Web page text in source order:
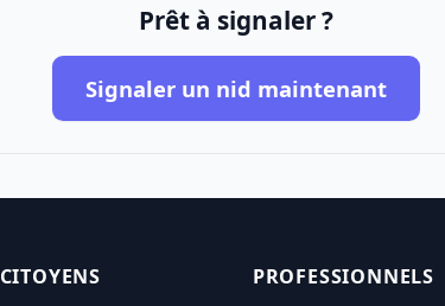
Prêt à signaler ?
Signaler un nid maintenant
CITOYENS
PROFESSIONNELS